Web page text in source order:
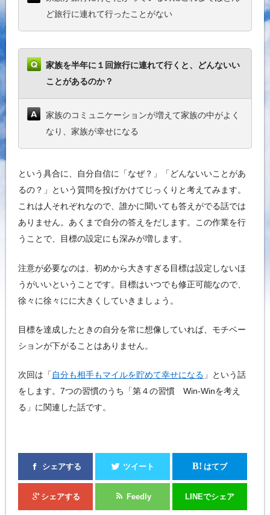
ど旅行に連れて行ったことがない
家族を半年に１回旅行に連れて行くと、どんないい
ことがあるのか？
家族のコミュニケーションが増えて家族の中がよく
なり、家族が幸せになる
という具合に、自分自信に「なぜ？」「どんないいことがあ
るの？」という質問を投げかけてじっくりと考えてみます。
これは人それぞれなので、誰かに聞いても答えがでる話では
ありません。あくまで自分の答えをだします。この作業を行
うことで、目標の設定にも深みが増します。
注意が必要なのは、初めから大きすぎる目標は設定しないほ
うがいいということです。目標はいつでも修正可能なので、
徐々に徐々にに大きくしていきましょう。
目標を達成したときの自分を常に想像していれば、モチベー
ションが下がることはありません。
次回は「 自分も相手もマイルを貯めて幸せになる 」という話
をします。7つの習慣のうち「第４の習慣 Win-Winを考え
る」に関連した話です。
シェアする ツイート B! はてブ
シェアする Feedly LINEでシェア